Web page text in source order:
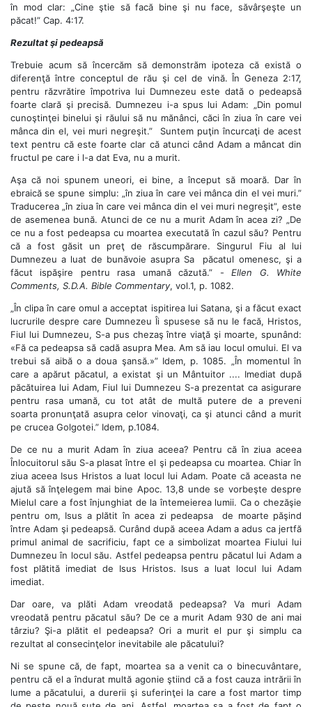
în mod clar: „Cine ştie să facă bine şi nu face, săvârşeşte un
păcat!” Cap. 4:17.
Rezultat şi pedeapsă
Trebuie acum să încercăm să demonstrăm ipoteza că există o
diferenţă între conceptul de rău şi cel de vină. În Geneza 2:17,
pentru răzvrătire împotriva lui Dumnezeu este dată o pedeapsă
foarte clară şi precisă. Dumnezeu i-a spus lui Adam: „Din pomul
cunoştinţei binelui şi răului să nu mănânci, căci în ziua în care vei
mânca din el, vei muri negreşit.” Suntem puţin încurcaţi de acest
text pentru că este foarte clar că atunci când Adam a mâncat din
fructul pe care i l-a dat Eva, nu a murit.
Aşa că noi spunem uneori, ei bine, a început să moară. Dar în
ebraică se spune simplu: „în ziua în care vei mânca din el vei muri.”
Traducerea „în ziua în care vei mânca din el vei muri negreşit”, este
de asemenea bună. Atunci de ce nu a murit Adam în acea zi? „De
ce nu a fost pedeapsa cu moartea executată în cazul său? Pentru
că a fost găsit un preţ de răscumpărare. Singurul Fiu al lui
Dumnezeu a luat de bunăvoie asupra Sa păcatul omenesc, şi a
făcut ispăşire pentru rasa umană căzută.” -Ellen G. White
Comments, S.D.A. Bible Commentary, vol.1, p. 1082.
„În clipa în care omul a acceptat ispitirea lui Satana, şi a făcut exact
lucrurile despre care Dumnezeu Îi spusese să nu le facă, Hristos,
Fiul lui Dumnezeu, S-a pus chezaş între viaţă şi moarte, spunând:
«Fă ca pedeapsa să cadă asupra Mea. Am să iau locul omului. El va
trebui să aibă o a doua şansă.»” Idem, p. 1085. „În momentul în
care a apărut păcatul, a existat şi un Mântuitor .... Imediat după
păcătuirea lui Adam, Fiul lui Dumnezeu S-a prezentat ca asigurare
pentru rasa umană, cu tot atât de multă putere de a preveni
soarta pronunţată asupra celor vinovaţi, ca şi atunci când a murit
pe crucea Golgotei.” Idem, p.1084.
De ce nu a murit Adam în ziua aceea? Pentru că în ziua aceea
Înlocuitorul său S-a plasat între el şi pedeapsa cu moartea. Chiar în
ziua aceea Isus Hristos a luat locul lui Adam. Poate că aceasta ne
ajută să înţelegem mai bine Apoc. 13,8 unde se vorbeşte despre
Mielul care a fost înjunghiat de la întemeierea lumii. Ca o chezăşie
pentru om, Isus a plătit în acea zi pedeapsa de moarte păşind
între Adam şi pedeapsă. Curând după aceea Adam a adus ca jertfă
primul animal de sacrificiu, fapt ce a simbolizat moartea Fiului lui
Dumnezeu în locul său. Astfel pedeapsa pentru păcatul lui Adam a
fost plătită imediat de Isus Hristos. Isus a luat locul lui Adam
imediat.
Dar oare, va plăti Adam vreodată pedeapsa? Va muri Adam
vreodată pentru păcatul său? De ce a murit Adam 930 de ani mai
târziu? Şi-a plătit el pedeapsa? Ori a murit el pur şi simplu ca
rezultat al consecinţelor inevitabile ale păcatului?
Ni se spune că, de fapt, moartea sa a venit ca o binecuvântare,
pentru că el a îndurat multă agonie ştiind că a fost cauza intrării în
lume a păcatului, a durerii şi suferinţei la care a fost martor timp